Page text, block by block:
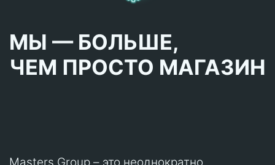
МЫ — БОЛЬШЕ,
ЧЕМ ПРОСТО МАГАЗИН
Masters Group – это неоднократно